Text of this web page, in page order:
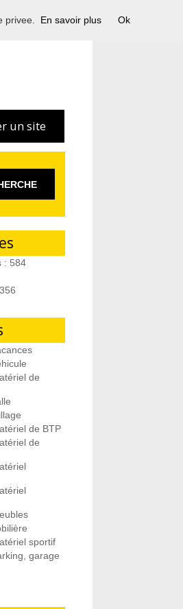
un site
: 584
de
de BTP
de
sportif
garage
privee. En savoir plus Ok